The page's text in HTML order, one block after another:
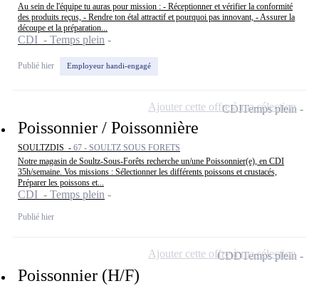
Au sein de l'équipe tu auras pour mission : - Réceptionner et vérifier la conformité
des produits reçus, - Rendre ton étal attractif et pourquoi pas innovant, - Assurer la
découpe et la préparation...
CDI - Temps plein
Publié hier Employeur handi-engagé
Poissonnier / Poissonnière
SOULTZDIS - 67 - SOULTZ SOUS FORETS
Notre magasin de Soultz-Sous-Forêts recherche un/une Poissonnier(e), en CDI
35h/semaine. Vos missions : Sélectionner les différents poissons et crustacés,
Préparer les poissons et...
CDI - Temps plein
Publié hier
CDITemps plein
Ajouter cette offre à ma sélection
Poissonnier (H/F)
CDDTemps plein
Ajouter cette offre à ma sélection